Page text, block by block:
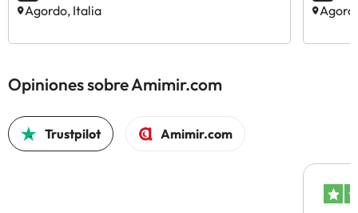
Agordo, Italia
Opiniones sobre Amimir.com
Trustpilot Amimir.com